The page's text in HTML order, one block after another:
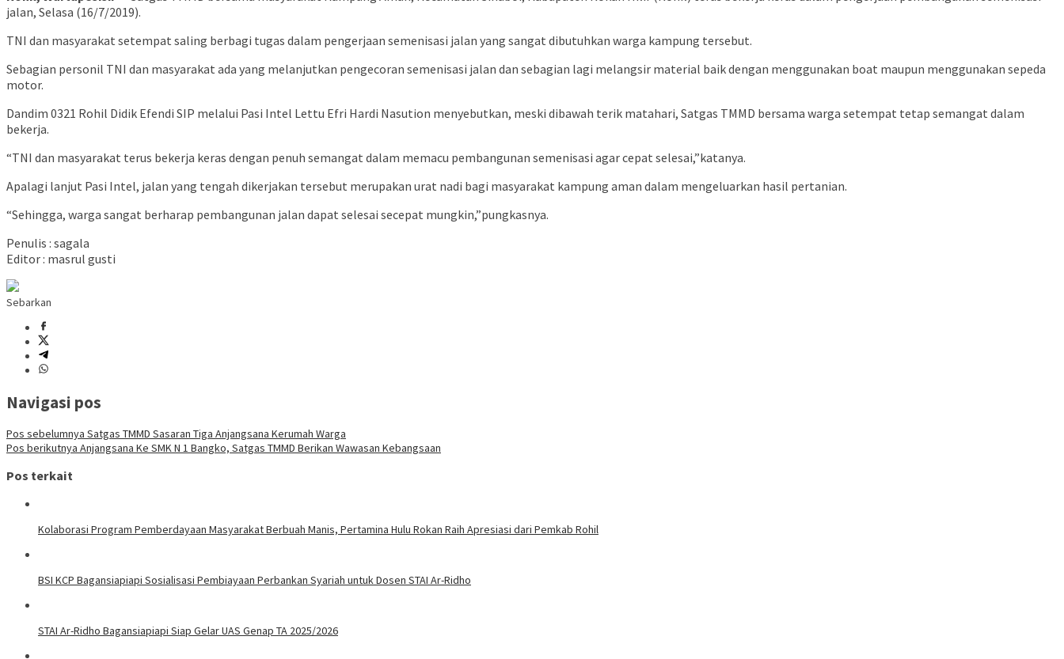
jalan, Selasa (16/7/2019).
TNI dan masyarakat setempat saling berbagi tugas dalam pengerjaan semenisasi jalan yang sangat dibutuhkan warga kampung tersebut.
Sebagian personil TNI dan masyarakat ada yang melanjutkan pengecoran semenisasi jalan dan sebagian lagi melangsir material baik dengan menggunakan boat maupun menggunakan sepeda
motor.
Dandim 0321 Rohil Didik Efendi SIP melalui Pasi Intel Lettu Efri Hardi Nasution menyebutkan, meski dibawah terik matahari, Satgas TMMD bersama warga setempat tetap semangat dalam
bekerja.
“TNI dan masyarakat terus bekerja keras dengan penuh semangat dalam memacu pembangunan semenisasi agar cepat selesai,”katanya.
Apalagi lanjut Pasi Intel, jalan yang tengah dikerjakan tersebut merupakan urat nadi bagi masyarakat kampung aman dalam mengeluarkan hasil pertanian.
“Sehingga, warga sangat berharap pembangunan jalan dapat selesai secepat mungkin,”pungkasnya.
Penulis : sagala
Editor : masrul gusti
Sebarkan
Navigasi pos
Pos sebelumnya Satgas TMMD Sasaran Tiga Anjangsana Kerumah Warga
Pos berikutnya Anjangsana Ke SMK N 1 Bangko, Satgas TMMD Berikan Wawasan Kebangsaan
Pos terkait
Kolaborasi Program Pemberdayaan Masyarakat Berbuah Manis, Pertamina Hulu Rokan Raih Apresiasi dari Pemkab Rohil
BSI KCP Bagansiapiapi Sosialisasi Pembiayaan Perbankan Syariah untuk Dosen STAI Ar-Ridho
STAI Ar-Ridho Bagansiapiapi Siap Gelar UAS Genap TA 2025/2026